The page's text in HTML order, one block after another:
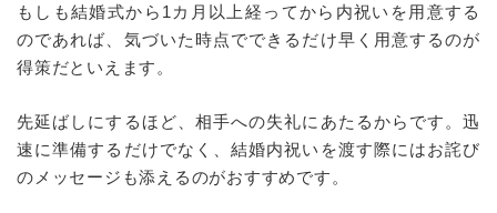
もしも結婚式から1カ月以上経ってから内祝いを用意する
のであれば、気づいた時点でできるだけ早く用意するのが
得策だといえます。
先延ばしにするほど、相手への失礼にあたるからです。迅
速に準備するだけでなく、結婚内祝いを渡す際にはお詫び
のメッセージも添えるのがおすすめです。